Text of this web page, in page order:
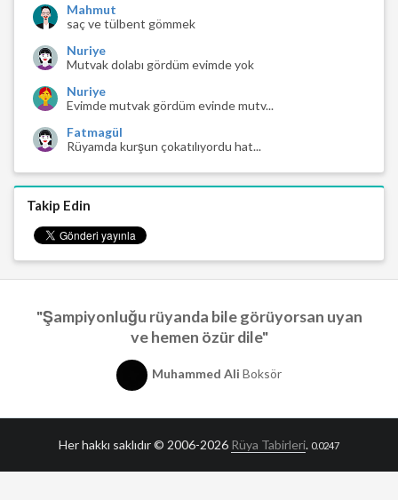
Mahmut
saç ve tülbent gömmek
Nuriye
Mutvak dolabı gördüm evimde yok
Nuriye
Evimde mutvak gördüm evinde mutv...
Fatmagül
Rüyamda kurşun çokatılıyordu hat...
Takip Edin
"Şampiyonluğu rüyanda bile görüyorsan uyan
ve hemen özür dile"
Muhammed Ali Boksör
Her hakkı saklıdır © 2006-2026 Rüya Tabirleri. 0.0247